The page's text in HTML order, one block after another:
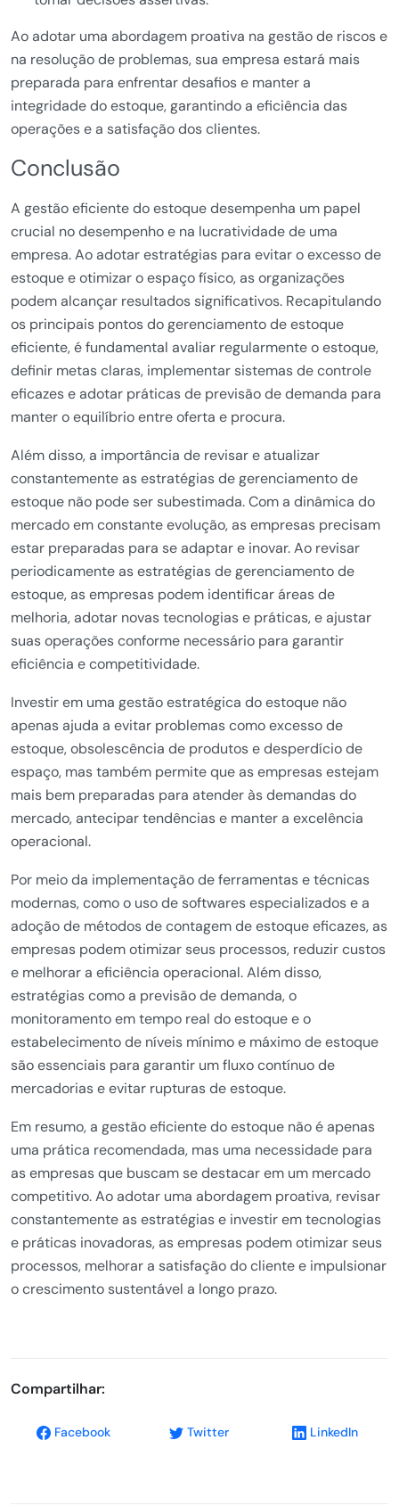
Ao adotar uma abordagem proativa na gestão de riscos e
na resolução de problemas, sua empresa estará mais
preparada para enfrentar desafios e manter a
integridade do estoque, garantindo a eficiência das
operações e a satisfação dos clientes.
Conclusão
A gestão eficiente do estoque desempenha um papel
crucial no desempenho e na lucratividade de uma
empresa. Ao adotar estratégias para evitar o excesso de
estoque e otimizar o espaço físico, as organizações
podem alcançar resultados significativos. Recapitulando
os principais pontos do gerenciamento de estoque
eficiente, é fundamental avaliar regularmente o estoque,
definir metas claras, implementar sistemas de controle
eficazes e adotar práticas de previsão de demanda para
manter o equilíbrio entre oferta e procura.
Além disso, a importância de revisar e atualizar
constantemente as estratégias de gerenciamento de
estoque não pode ser subestimada. Com a dinâmica do
mercado em constante evolução, as empresas precisam
estar preparadas para se adaptar e inovar. Ao revisar
periodicamente as estratégias de gerenciamento de
estoque, as empresas podem identificar áreas de
melhoria, adotar novas tecnologias e práticas, e ajustar
suas operações conforme necessário para garantir
eficiência e competitividade.
Investir em uma gestão estratégica do estoque não
apenas ajuda a evitar problemas como excesso de
estoque, obsolescência de produtos e desperdício de
espaço, mas também permite que as empresas estejam
mais bem preparadas para atender às demandas do
mercado, antecipar tendências e manter a excelência
operacional.
Por meio da implementação de ferramentas e técnicas
modernas, como o uso de softwares especializados e a
adoção de métodos de contagem de estoque eficazes, as
empresas podem otimizar seus processos, reduzir custos
e melhorar a eficiência operacional. Além disso,
estratégias como a previsão de demanda, o
monitoramento em tempo real do estoque e o
estabelecimento de níveis mínimo e máximo de estoque
são essenciais para garantir um fluxo contínuo de
mercadorias e evitar rupturas de estoque.
Em resumo, a gestão eficiente do estoque não é apenas
uma prática recomendada, mas uma necessidade para
as empresas que buscam se destacar em um mercado
competitivo. Ao adotar uma abordagem proativa, revisar
constantemente as estratégias e investir em tecnologias
e práticas inovadoras, as empresas podem otimizar seus
processos, melhorar a satisfação do cliente e impulsionar
o crescimento sustentável a longo prazo.
Compartilhar:
Facebook Twitter LinkedIn